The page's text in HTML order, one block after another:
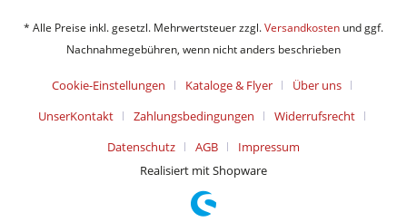
* Alle Preise inkl. gesetzl. Mehrwertsteuer zzgl.Versandkosten und ggf.
Nachnahmegebühren, wenn nicht anders beschrieben
Cookie-Einstellungen Kataloge & Flyer
Über uns
UnserKontakt
Zahlungsbedingungen
Widerrufsrecht
Datenschutz
AGB
Impressum
Realisiert mit Shopware